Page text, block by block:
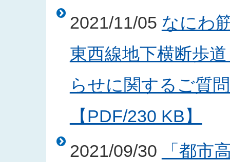
2021/11/05 なにわ
東西線地下横断歩
らせに関するご質
【PDF/230 KB】
2021/09/30
「都市